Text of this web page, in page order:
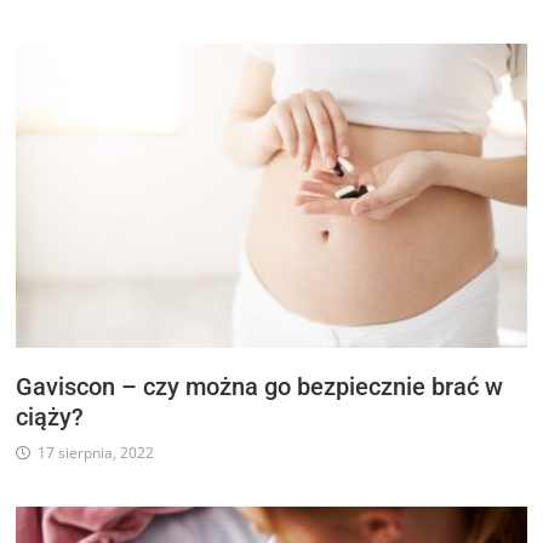
Gaviscon – czy można go bezpiecznie brać w
ciąży?
17 sierpnia, 2022